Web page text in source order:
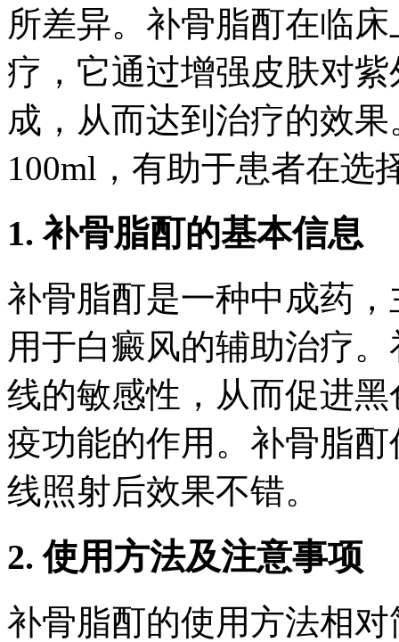
所差异。补骨脂酊在临
疗，它通过增强皮肤对
成，从而达到治疗的效
100ml，有助于患者在选
1. 补骨脂酊的基本信息
补骨脂酊是一种中成药
用于白癜风的辅助治疗
线的敏感性，从而促进
疫功能的作用。补骨脂
线照射后效果不错。
2. 使用方法及注意事项
补骨脂酊的使用方法相